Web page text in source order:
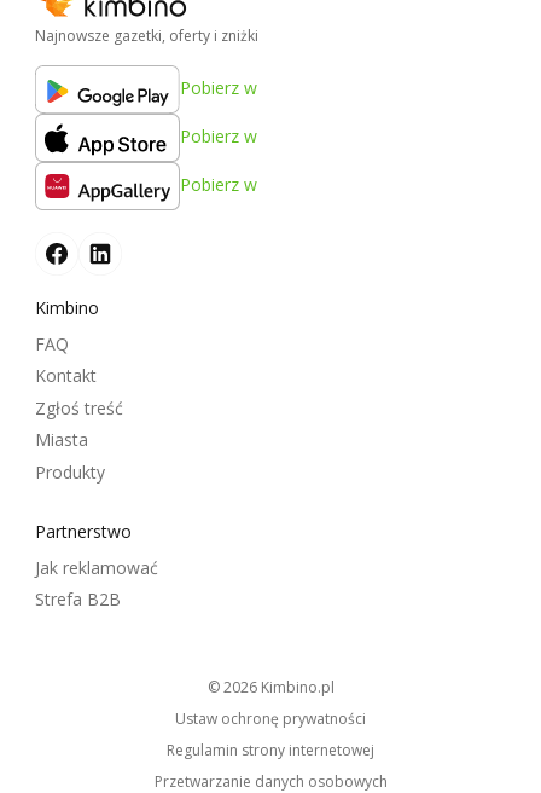
Najnowsze gazetki, oferty i zniżki
Pobierz w
Pobierz w
Pobierz w
Kimbino
FAQ
Kontakt
Zgłoś treść
Miasta
Produkty
Partnerstwo
Jak reklamować
Strefa B2B
© 2026 kimbino.pl
Ustaw ochronę prywatności
Regulamin strony internetowej
Przetwarzanie danych osobowych